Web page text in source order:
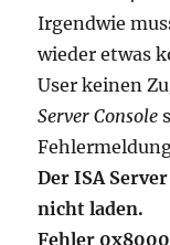
Irgendwie
wieder etwas
User keinen
Server Console
Der ISA
nicht laden.
Fehler